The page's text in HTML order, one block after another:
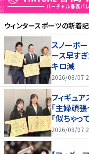
ウィンタースポーツの新着
スノーボ
ース早す
キロ減
2026/08/07
フィギュ
「主婦頑張
「似ちゃ
学大臣顕
2026/08/07